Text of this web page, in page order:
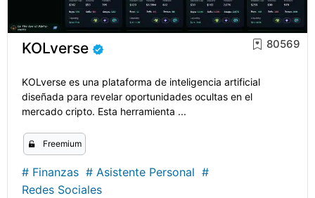
KOLverse 80569
KOLverse es una plataforma de inteligencia artificial
diseñada para revelar oportunidades ocultas en el
mercado cripto. Esta herramienta ...
Freemium
# Finanzas # Asistente Personal #
Redes Sociales